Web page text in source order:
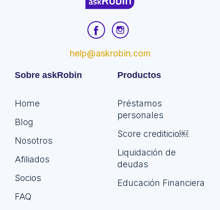
Sobre askRobin
Home
Blog
Nosotros
Afiliados
Socios
FAQ
Productos
Préstamos
personales
Score crediticio￼
Liquidación de
deudas
Educación Financiera
help@askrobin.com